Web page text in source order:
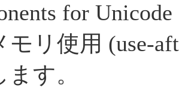
for
モリ使用 (use-
す。